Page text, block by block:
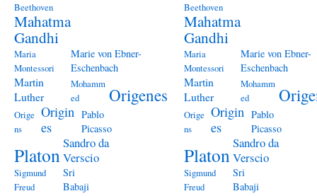
Beethoven
Mahatma
Gandhi
Maria
Montessori
Marie von Ebner-
Eschenbach
Martin
Luther
Mohamm
ed
Origenes
Orige
ns
Origin
es
Pablo
Picasso
Platon
Sandro da
Verscio
Sigmund
Freud
Sri
Babaji
Beethoven
Mahatma
Gandhi
Maria
Montessori
Marie von Ebner-
Eschenbach
Martin
Luther
Mohamm
ed
Orige
ns
Origin
es
Pablo
Picasso
Platon
Sandro da
Verscio
Sigmund
Freud
Sri
Babaji